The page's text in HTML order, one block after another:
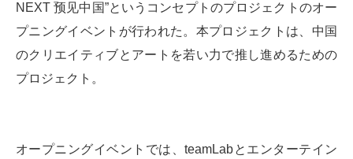
NEXT 预见中国”というコンセプトのプロジェクトのオー
プニングイベントが行われた。本プロジェクトは、中国
のクリエイティブとアートを若い力で推し進めるための
プロジェクト。
オープニングイベントでは、teamLabとエンターテイン